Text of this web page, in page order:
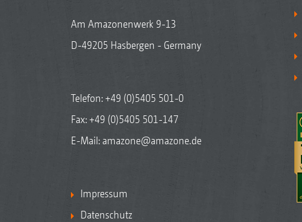
Am Amazonenwerk 9-13
D-49205 Hasbergen - Germany
Telefon:+49 (0)5405 501-0
Fax: +49 (0)5405 501-147
E-Mail: amazone@amazone.de
Impressum
Datenschutz